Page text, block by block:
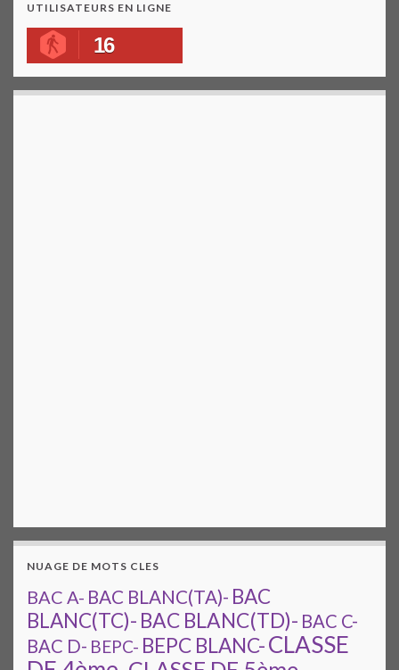
UTILISATEURS EN LIGNE
16
NUAGE DE MOTS CLES
BAC A- BAC BLANC(TA)- BAC
BLANC(TC)- BAC BLANC(TD)- BAC C-
BAC D- BEPC- BEPC BLANC-CLASSE